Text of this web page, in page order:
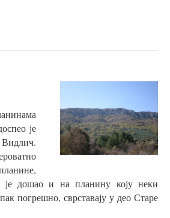
је
је дошао и на планину коју неки
погрешно, сврставају у део Старе